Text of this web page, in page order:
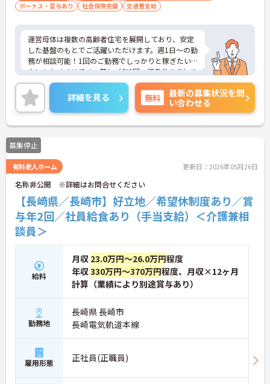
ボーナス・賞与あり
社会保険完備 交通費支給
運営母体は複数の高齢者住宅を展開しており、安定
した基盤のもとでご活躍いただけます。週1日～の勤
務が相談可能！1回のご勤務でしっかりと稼ぎたい
方にもおすすめです。賞与（年2回、諸条件あり）や
昇給の実績もあり、あなたの頑張りがしっかりと評
価されます。無料の社員給食（1日1食）や、育休か
らの復職をサポートする育児給付金+（プラス）制
度（最大10万円）、資格取得支援制度（最大10万円
補助）など、福利厚生も充実しています。社内研修
やキャリアパス制度も整っており、スキルアップを
目指したい方にも最適です。ご興味のある方には、
面接対策ポイントなど、さらに詳細をお話しします
のでお気軽にご相談ください！
詳細を見る 無料
最新の募集状況を問
い合わせる
募集停止
有料老人ホーム 更新日：2026年05月26日
名称非公開 ※詳細はお問合せください
【長崎県／長崎市】好立地／希望休制度あり／賞
与年2回／社員給食あり（手当支給）＜介護兼相
談員＞
給料
月収 23.0万円～26.0万円程度
年収330万円～370万円程度、月収×12ヶ月
計算（業績により別途賞与あり）
勤務地
長崎県 長崎市
長崎電気軌道本線
雇用形態 正社員(正職員)